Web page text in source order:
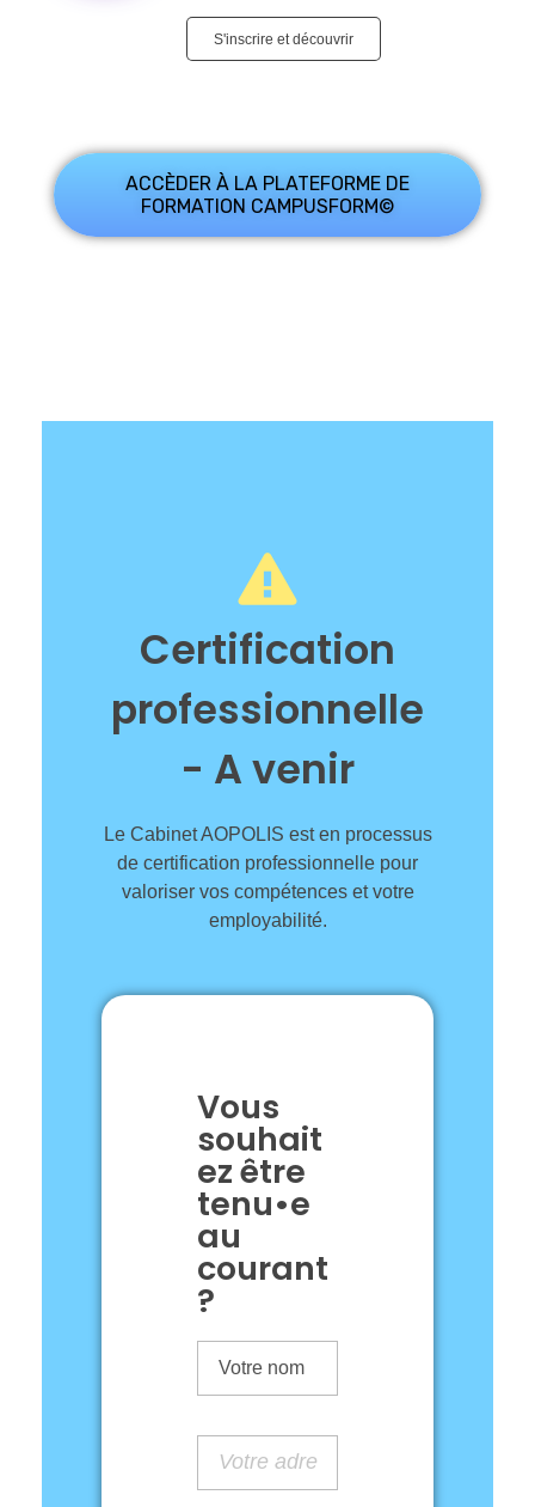
S'inscrire et découvrir
ACCÈDER À LA PLATEFORME DE
FORMATION CAMPUSFORM©
Certification
professionnelle
- A venir
Le Cabinet AOPOLIS est en processus
de certification professionnelle pour
valoriser vos compétences et votre
employabilité.
Vous
souhait
ez être
tenu•e
au
courant
?